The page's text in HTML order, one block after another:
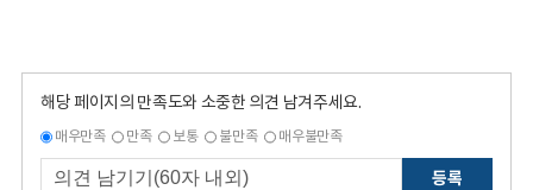
해당 페이지의 만족도와 소중한 의견 남겨주세요.
매우만족 만족 보통 불만족 매우불만족
등록